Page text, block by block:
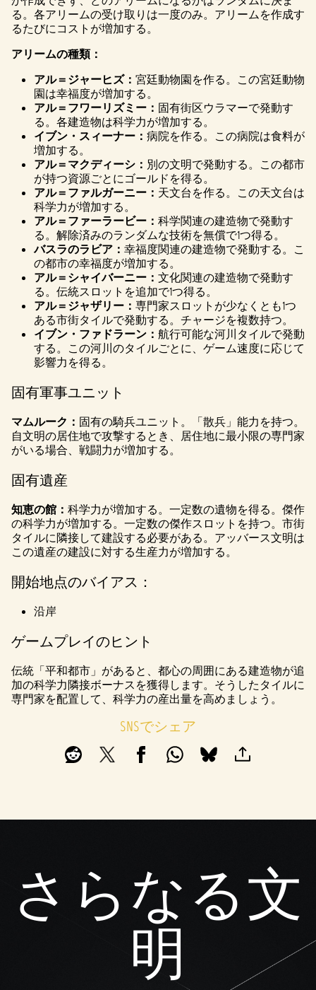
る。各アリームの受け取りは一度のみ。アリームを作成す
るたびにコストが増加する。
アリームの種類：
アル＝ジャーヒズ： 宮廷動物園を作る。この宮廷動物
園は幸福度が増加する。
アル＝フワーリズミー： 固有街区ウラマーで発動す
る。各建造物は科学力が増加する。
イブン・スィーナー： 病院を作る。この病院は食料が
増加する。
アル＝マクディーシ： 別の文明で発動する。この都市
が持つ資源ごとにゴールドを得る。
アル＝ファルガーニー： 天文台を作る。この天文台は
科学力が増加する。
アル＝ファーラービー： 科学関連の建造物で発動す
る。解除済みのランダムな技術を無償で1つ得る。
バスラのラビア： 幸福度関連の建造物で発動する。こ
の都市の幸福度が増加する。
アル＝シャイバーニー： 文化関連の建造物で発動す
る。伝統スロットを追加で1つ得る。
アル＝ジャザリー： 専門家スロットが少なくとも1つ
ある市街タイルで発動する。チャージを複数持つ。
イブン・ファドラーン： 航行可能な河川タイルで発動
する。この河川のタイルごとに、ゲーム速度に応じて
影響力を得る。
固有軍事ユニット
マムルーク： 固有の騎兵ユニット。「散兵」能力を持つ。
自文明の居住地で攻撃するとき、居住地に最小限の専門家
がいる場合、戦闘力が増加する。
固有遺産
知恵の館： 科学力が増加する。一定数の遺物を得る。傑作
の科学力が増加する。一定数の傑作スロットを持つ。市街
タイルに隣接して建設する必要がある。アッバース文明は
この遺産の建設に対する生産力が増加する。
開始地点のバイアス：
沿岸
ゲームプレイのヒント
伝統「平和都市」があると、都心の周囲にある建造物が追
加の科学力隣接ボーナスを獲得します。そうしたタイルに
専門家を配置して、科学力の産出量を高めましょう。
SNSでシェア
さらなる文
明